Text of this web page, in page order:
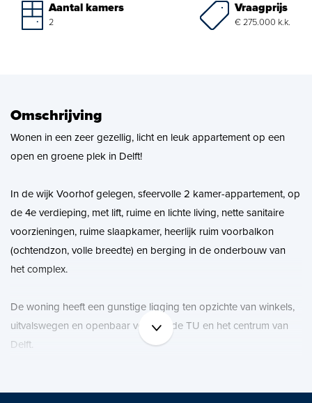
Contact
Aantal kamers
2
Vraagprijs
€ 275.000 k.k.
Omschrijving
Wonen in een zeer gezellig, licht en leuk appartement op een
open en groene plek in Delft!
In de wijk Voorhof gelegen, sfeervolle 2 kamer-appartement, op
de 4e verdieping, met lift, ruime en lichte living, nette sanitaire
voorzieningen, ruime slaapkamer, heerlijk ruim voorbalkon
(ochtendzon, volle breedte) en berging in de onderbouw van
het complex.
De woning heeft een gunstige ligging ten opzichte van winkels,
uitvalswegen en openbaar vervoer, de TU en het centrum van
Delft.